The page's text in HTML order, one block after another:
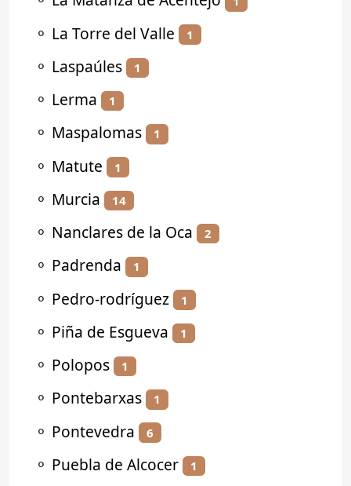
⚬ La Torre del Valle 1
⚬ Laspaúles 1
⚬ Lerma 1
⚬ Maspalomas 1
⚬ Matute 1
⚬ Murcia 14
⚬ Nanclares de la Oca 2
⚬ Padrenda 1
⚬ Pedro-rodríguez 1
⚬ Piña de Esgueva 1
⚬ Polopos 1
⚬ Pontebarxas 1
⚬ Pontevedra 6
⚬ Puebla de Alcocer 1